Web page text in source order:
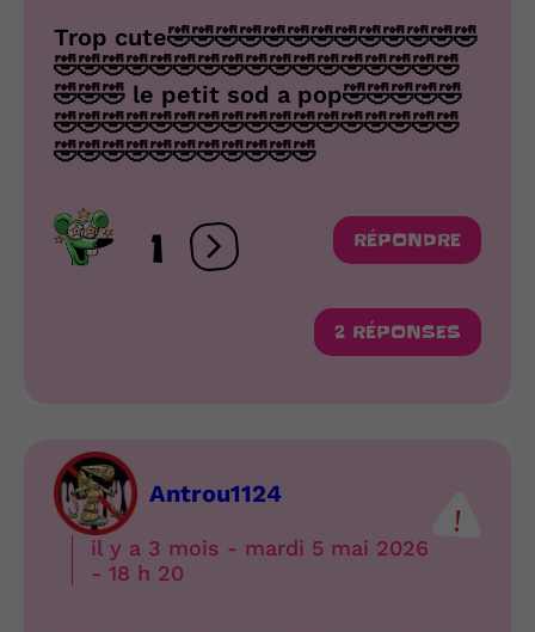
Trop cute🤣🤣🤣🤣🤣🤣🤣🤣🤣🤣🤣🤣🤣
🤣🤣🤣🤣🤣🤣🤣🤣🤣🤣🤣🤣🤣🤣🤣🤣🤣
🤣🤣🤣 le petit sod a pop🤣🤣🤣🤣🤣
🤣🤣🤣🤣🤣🤣🤣🤣🤣🤣🤣🤣🤣🤣🤣🤣🤣
🤣🤣🤣🤣🤣🤣🤣🤣🤣🤣🤣
1 Ouvrir les réactions
RÉPONDRE
2 RÉPONSES
Antrou1124
il y a 3 mois - mardi 5 mai 2026
- 18 h 20